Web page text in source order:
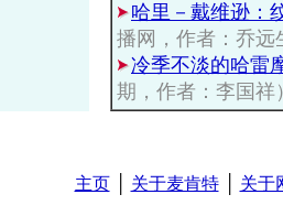
哈里－戴维逊：
播网，作者：乔远
冷季不淡的哈雷
期，作者：李国祥
主页│ 关于麦肯特│ 关于